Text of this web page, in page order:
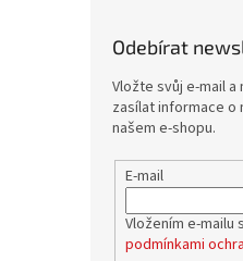
Odebírat
Vložte svůj e-mail a
zasílat informace o
našem e-shopu.
E-mail
Vložením e-mailu
podmínkami